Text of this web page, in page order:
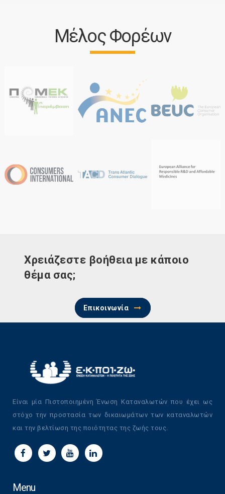
Μέλος Φορέων
Χρειάζεστε βοήθεια με κάποιο
θέμα σας;
Επικοινωνία
Είναι μία Πιστοποιημένη Ένωση Καταναλωτών που έχει ως
στόχο την προστασία των δικαιωμάτων των καταναλωτών
και την βελτίωση της ποιότητας της ζωής τους.
Menu